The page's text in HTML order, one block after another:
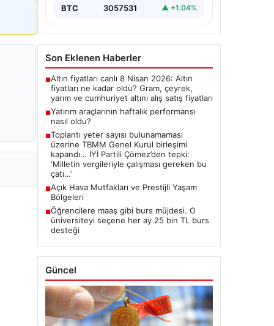
BTC 3057531 ▲ +1.04%
Son Eklenen Haberler
■Altın fiyatları canlı 8 Nisan 2026: Altın
fiyatları ne kadar oldu? Gram, çeyrek,
yarım ve cumhuriyet altını alış satış fiyatları
■Yatırım araçlarının haftalık performansı
nasıl oldu?
■Toplantı yeter sayısı bulunamaması
üzerine TBMM Genel Kurul birleşimi
kapandı… İYİ Partili Çömez’den tepki:
‘Milletin vergileriyle çalışması gereken bu
çatı…’
■Açık Hava Mutfakları ve Prestijli Yaşam
Bölgeleri
■Öğrencilere maaş gibi burs müjdesi. O
üniversiteyi seçene her ay 25 bin TL burs
desteği
Güncel